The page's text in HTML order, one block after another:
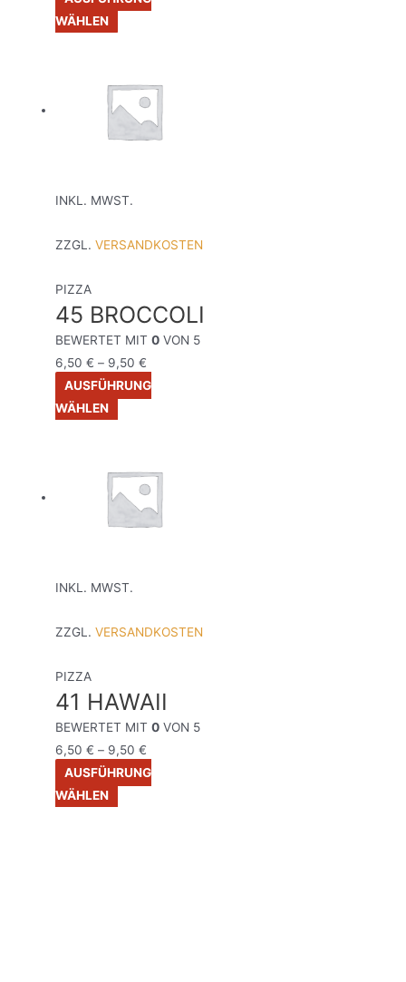
WÄHLEN
INKL. MWST.
ZZGL.VERSANDKOSTEN
PIZZA
45 BROCCOLI
BEWERTET MIT0 VON 5
6,50€ – 9,50€
AUSFÜHRUNG
WÄHLEN
INKL. MWST.
ZZGL.VERSANDKOSTEN
PIZZA
41 HAWAII
BEWERTET MIT0 VON 5
6,50€ – 9,50€
AUSFÜHRUNG
WÄHLEN